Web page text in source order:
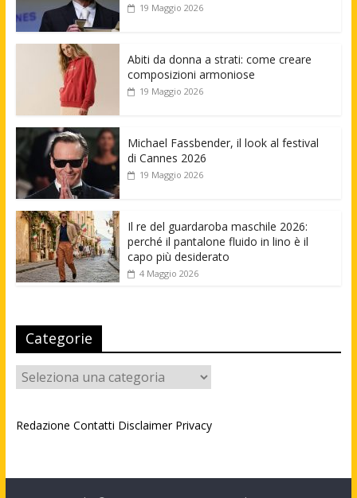
19 Maggio 2026
Abiti da donna a strati: come creare
composizioni armoniose
19 Maggio 2026
Michael Fassbender, il look al festival
di Cannes 2026
19 Maggio 2026
Il re del guardaroba maschile 2026:
perché il pantalone fluido in lino è il
capo più desiderato
4 Maggio 2026
Categorie
Categorie
Redazione Contatti Disclaimer Privacy